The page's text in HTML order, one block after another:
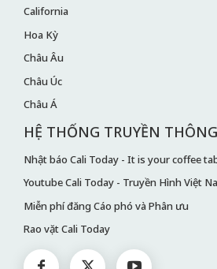
California
Hoa Kỳ
Châu Âu
Châu Úc
Châu Á
HỆ THỐNG TRUYỀN
Nhật báo Cali Today - It is your coffee
Youtube Cali Today - Truyền Hình Việt
Miễn phí đăng Cáo phó và Phân ưu
Rao vặt Cali Today